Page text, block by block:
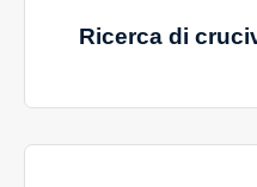
Ricerca di